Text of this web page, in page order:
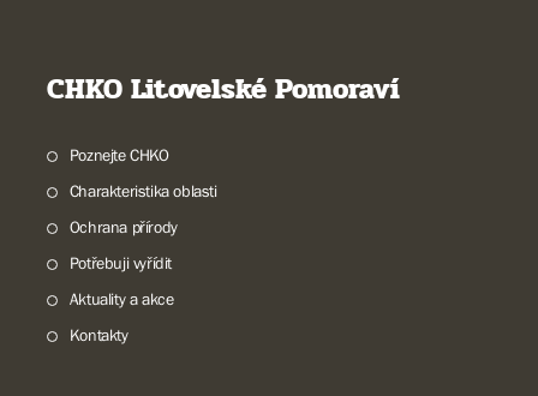
CHKO Litovelské Pomoraví
Poznejte CHKO
Charakteristika oblasti
Ochrana přírody
Potřebuji vyřídit
Aktuality a akce
Kontakty